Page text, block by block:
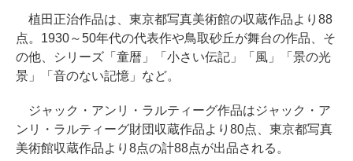
植田正治作品は、東京都写真美術館の収蔵作品より88
点。1930～50年代の代表作や鳥取砂丘が舞台の作品、そ
の他、シリーズ「童暦」「小さい伝記」「風」「景の光
景」「音のない記憶」など。
ジャック・アンリ・ラルティーグ作品はジャック・ア
ンリ・ラルティーグ財団収蔵作品より80点、東京都写真
美術館収蔵作品より8点の計88点が出品される。